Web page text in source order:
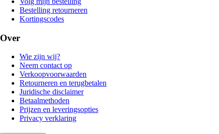
Bestelling retourneren
Kortingscodes
Over
Wie zijn wij?
Neem contact op
Verkoopvoorwaarden
Retourneren en terugbetalen
Juridische disclaimer
Betaalmethoden
Prijzen en leveringsopties
Privacy verklaring